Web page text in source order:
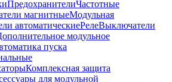
ПредохранителиЧастотные
магнитныеМодульная
автоматическиеРелеВыключатели
модульное
пуска
Комплексная защита
для модульной